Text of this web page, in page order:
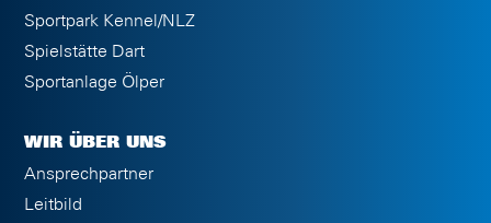
Sportpark Kennel/NLZ
Spielstätte Dart
Sportanlage Ölper
WIR ÜBER UNS
Ansprechpartner
Leitbild